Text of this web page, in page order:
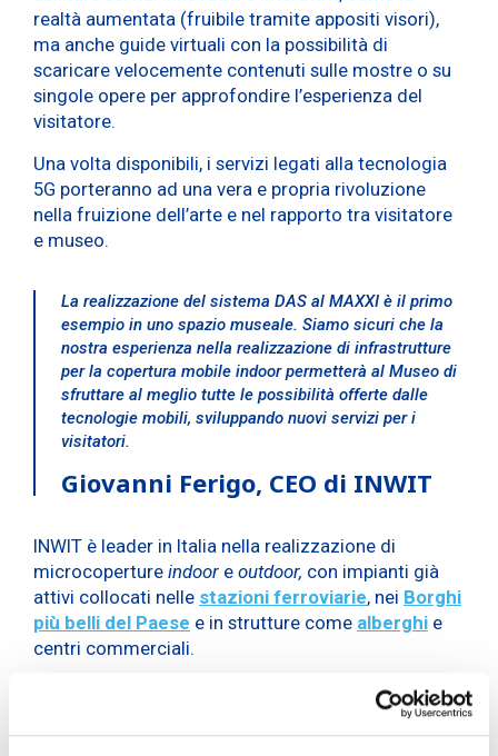
realtà aumentata (fruibile tramite appositi visori),
ma anche guide virtuali con la possibilità di
scaricare velocemente contenuti sulle mostre o su
singole opere per approfondire l’esperienza del
visitatore.
Una volta disponibili, i servizi legati alla tecnologia
5G porteranno ad una vera e propria rivoluzione
nella fruizione dell’arte e nel rapporto tra visitatore
e museo.
La realizzazione del sistema DAS al MAXXI è il primo
esempio in uno spazio museale. Siamo sicuri che la
nostra esperienza nella realizzazione di infrastrutture
per la copertura mobile indoor permetterà al Museo di
sfruttare al meglio tutte le possibilità offerte dalle
tecnologie mobili, sviluppando nuovi servizi per i
visitatori.
Giovanni Ferigo, CEO di INWIT
INWIT è leader in Italia nella realizzazione di
microcoperture indoor e outdoor, con impianti già
attivi collocati nelle stazioni ferroviarie, nei Borghi
più belli del Paese e in strutture come alberghi e
centri commerciali.
Nel 2020, anno in cui il MAXXI celebra il suo decimo
anno di vita, vogliamo compiere un vero e proprio salto